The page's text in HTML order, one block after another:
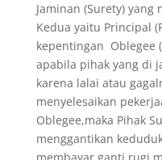
Jaminan (Surety)
Kedua yaitu Principal
kepentingan Oblegee
apabila pihak yang di
karena lalai atau
menyelesaikan
Oblegee,maka Pihak
menggantikan